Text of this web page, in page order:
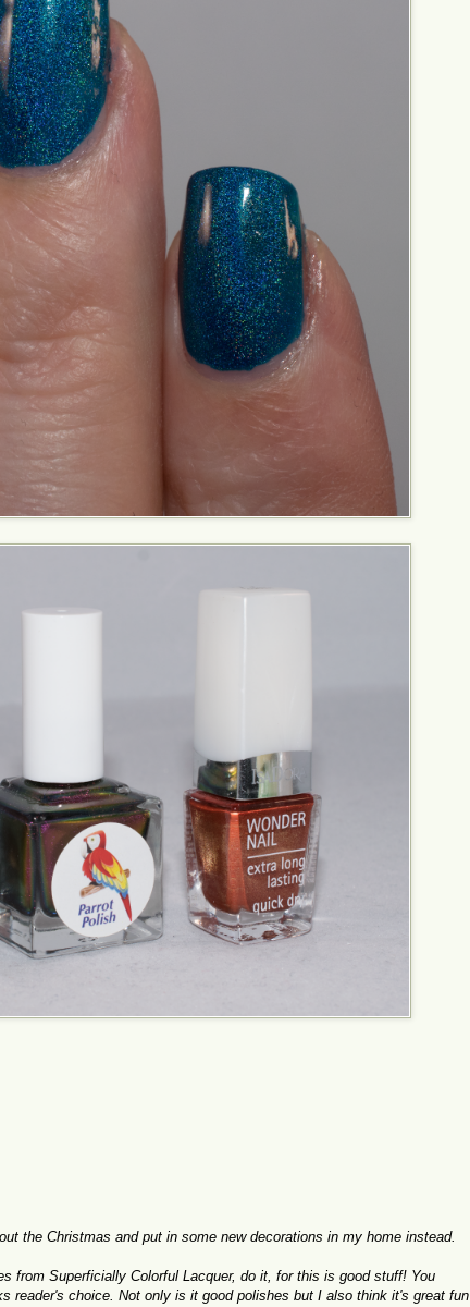
the Christmas and put in some new decorations in my home instead.
from Superficially Colorful Lacquer, do it, for this is good stuff! You
reader's choice. Not only is it good polishes but I also think it's great fun